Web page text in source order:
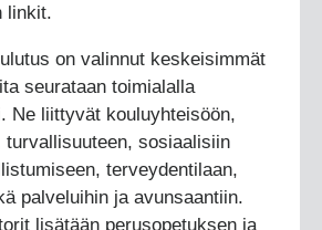
linkit.
on valinnut keskeisimmät
seurataan toimialalla
Ne liittyvät kouluyhteisöön,
turvallisuuteen, sosiaalisiin
terveydentilaan,
palveluihin ja avunsaantiin.
lisätään perusopetuksen ja